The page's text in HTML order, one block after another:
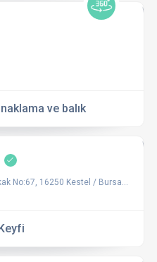
ve balık
16250 Kestel / Bursa, Türkiye